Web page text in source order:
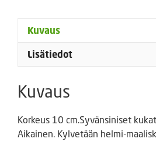
Kuvaus
Lisätiedot
Kuvaus
Korkeus 10 cm.Syvänsiniset
Aikainen. Kylvetään helmi-